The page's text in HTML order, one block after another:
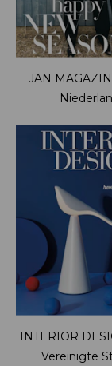
JAN
INTERIOR
Vereinigte